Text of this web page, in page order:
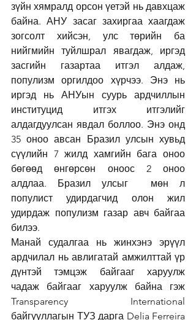
зүйн хямралд орсон үетэй нь давхцаж
байна. АНУ засаг захиргаа хаагдаж
зогсолт хийсэн, улс төрийн ба
нийгмийн туйлшрал явагдаж, иргэд
засгийн газартаа итгэл алдаж,
популизм оргилдоо хүрчээ. Энэ нь
иргэд нь АНУын суурь ардчиллын
институцид итгэх итгэлийг
алдагдуулсан явдал боллоо. Энэ онд
35 оноо авсан Бразил улсын хувьд
сүүлийн 7 жилд хамгийн бага оноо
бөгөөд өнгөрсөн оноос 2 оноо
алдлаа. Бразил улсыг  мөн л
популист удирдагчид олон жил
удирдаж популизм газар авч байгаа
билээ.
Манай судалгаа нь жинхэнэ эрүүл
ардчилал нь авлигатай амжилттай үр
дүнтэй тэмцэж байгааг харуулж
чадаж байгааг харуулж байна гэж
Transparency International
байгууллагын ТУЗ дарга Delia Ferreira